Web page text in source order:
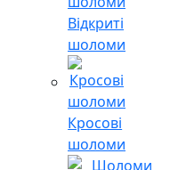
Відкриті
шоломи
Кросові
шоломи